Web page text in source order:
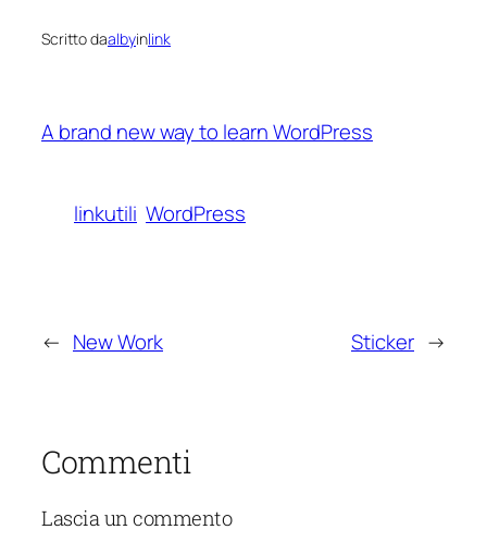
Scritto daalbyinlink
A brand new way to learn WordPress
linkutili WordPress
← New Work Sticker →
Commenti
Lascia un commento